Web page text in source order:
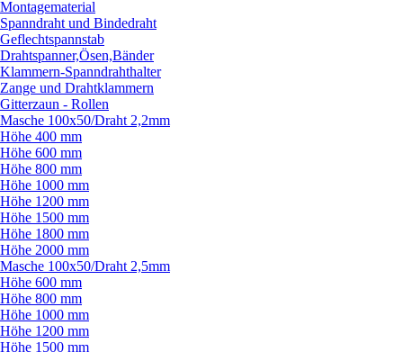
Montagematerial
Spanndraht und Bindedraht
Geflechtspannstab
Drahtspanner,Ösen,Bänder
Klammern-Spanndrahthalter
Zange und Drahtklammern
Gitterzaun - Rollen
Masche 100x50/Draht 2,2mm
Höhe 400 mm
Höhe 600 mm
Höhe 800 mm
Höhe 1000 mm
Höhe 1200 mm
Höhe 1500 mm
Höhe 1800 mm
Höhe 2000 mm
Masche 100x50/Draht 2,5mm
Höhe 600 mm
Höhe 800 mm
Höhe 1000 mm
Höhe 1200 mm
Höhe 1500 mm